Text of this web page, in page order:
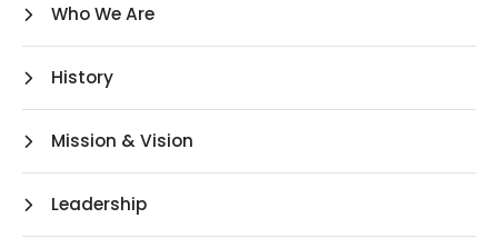
Who We Are
History
Mission & Vision
Leadership